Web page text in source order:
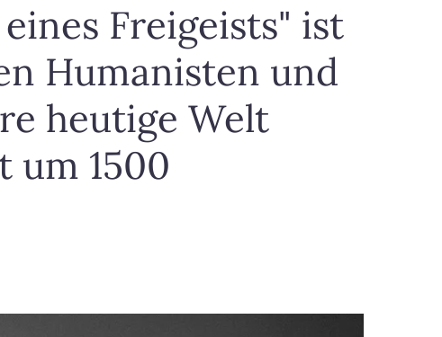
Freigeists" ist
Humanisten und
heutige Welt
um 1500